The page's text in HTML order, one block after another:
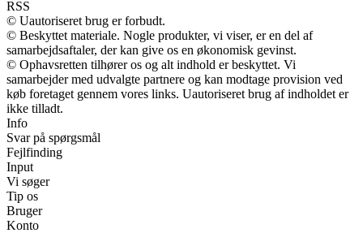
RSS
© Uautoriseret brug er forbudt.
© Beskyttet materiale. Nogle produkter, vi viser, er en del af
samarbejdsaftaler, der kan give os en økonomisk gevinst.
© Ophavsretten tilhører os og alt indhold er beskyttet. Vi
samarbejder med udvalgte partnere og kan modtage provision ved
køb foretaget gennem vores links. Uautoriseret brug af indholdet er
ikke tilladt.
Info
Svar på spørgsmål
Fejlfinding
Input
Vi søger
Tip os
Bruger
Konto